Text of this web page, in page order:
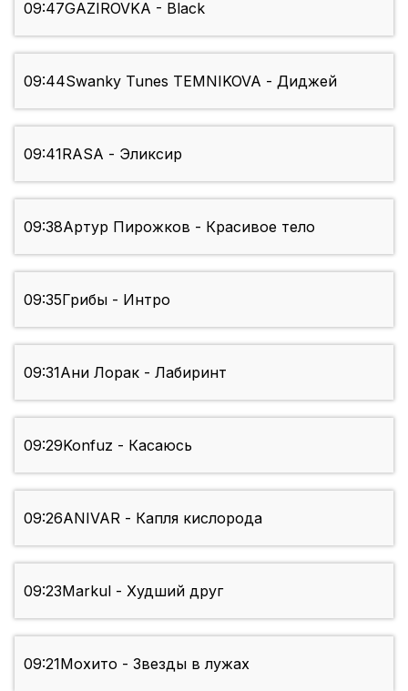
09:47GAZIROVKA - Black
09:44Swanky Tunes TEMNIKOVA - Диджей
09:41RASA - Эликсир
09:38Артур Пирожков - Красивое тело
09:35Грибы - Интро
09:31Ани Лорак - Лабиринт
09:29Konfuz - Касаюсь
09:26ANIVAR - Капля кислорода
09:23Markul - Худший друг
09:21Мохито - Звезды в лужах